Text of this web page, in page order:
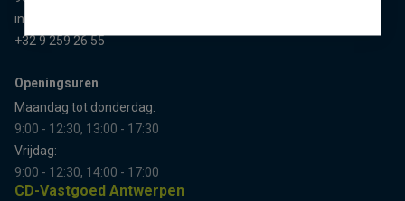
info@cd-vastgoed.com
+32 9 259 26 55
Openingsuren
Maandag tot donderdag:
9:00 - 12:30, 13:00 - 17:30
Vrijdag:
9:00 - 12:30, 14:00 - 17:00
CD-Vastgoed Antwerpen